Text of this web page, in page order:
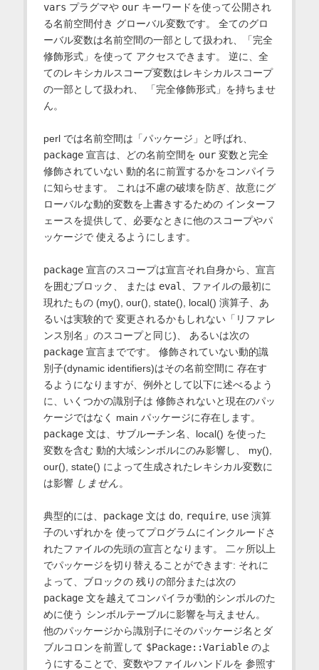
vars プラグマや ourキーワードを使って公開され
る名前空間付き グローバル変数です。 全てのグロ
ーバル変数は名前空間の一部として扱われ、「完全
修飾形式」を使って アクセスできます。 逆に、全
てのレキシカルスコープ変数はレキシカルスコープ
の一部として扱われ、 「完全修飾形式」を持ちませ
ん。
perl では名前空間は「パッケージ」と呼ばれ、
package宣言は、どの名前空間を our変数と完全
修飾されていない 動的名に前置するかをコンパイラ
に知らせます。 これは不慮の破壊を防ぎ、故意にグ
ローバルな動的変数を上書きするための インターフ
ェースを提供して、必要なときに他のスコープやパ
ッケージで 使えるようにします。
package宣言のスコープは宣言それ自身から、宣言
を囲むブロック、 または eval
、ファイルの最初に
現れたもの (my(), our(), state(), local() 演算子、あ
るいは実験的で 変更されるかもしれない「リファレ
ンス別名」のスコープと同じ)、 あるいは次の
package宣言までです。 修飾されていない動的識
別子(dynamic identifiers)はその名前空間に 存在す
るようになりますが、例外として以下に述べるよう
に、いくつかの識別子は 修飾されないと現在のパッ
ケージではなく main パッケージに存在します。
package文は、サブルーチン名、local() を使った
変数を含む 動的大域シンボルにのみ影響し、 my(),
our(), state() によって生成されたレキシカル変数に
は影響 しません。
典型的には、 package文は do, require, use演算
子のいずれかを 使ってプログラムにインクルードさ
れたファイルの先頭の宣言となります。 二ヶ所以上
でパッケージを切り替えることができます: それに
よって、ブロックの 残りの部分または次の
package文を越えてコンパイラが動的シンボルのた
めに使う シンボルテーブルに影響を与えません。
他のパッケージから識別子にそのパッケージ名とダ
ブルコロンを前置して $Package::Variableのよ
うにすることで、変数やファイルハンドルを 参照す